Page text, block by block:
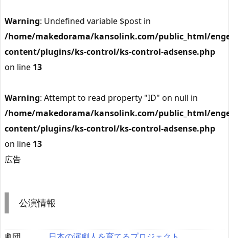
Warning: Undefined variable $post in
/home/makedorama/kansolink.com/public_html/
content/plugins/ks-control/ks-control-adsense.php
on line 13
Warning: Attempt to read property "ID" on null in
/home/makedorama/kansolink.com/public_html/
content/plugins/ks-control/ks-control-adsense.php
on line 13
広告
公演情報